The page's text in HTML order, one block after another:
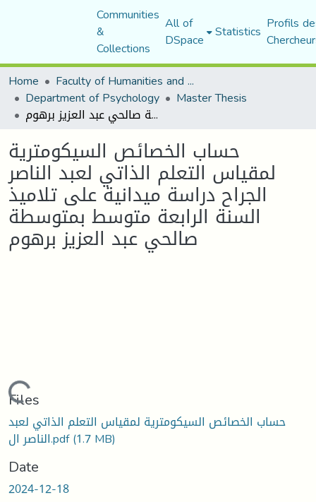
Communities
&
Collections
All of
DSpace Statistics Profils
Home
Faculty of Humanities and Social Sciences
Department of Psychology Master Thesis
حساب الخصائص السيكومترية لمقياس التعلم الذاتي لعبد الناصر الجراح دراسة ميدانية على تلاميذ السنة الرابعة متوسط بمتوسطة صالحي عبد العزيز برهوم
حساب الخصائص السيكومترية
لمقياس التعلم الذاتي لعبد الناصر
الجراح دراسة ميدانية على تلاميذ
السنة الرابعة متوسط بمتوسطة
صالحي عبد العزيز برهوم
Loading...
Files
حساب الخصائص السيكومترية لمقياس التعلم الذاتي لعبد
الناصر ال.pdf(1.7 MB)
Date
2024-12-18